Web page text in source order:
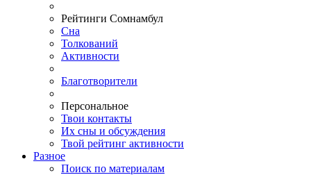
Рейтинги Сомнамбул
Сна
Толкований
Активности
Благотворители
Персональное
Твои контакты
Их сны и обсуждения
Твой рейтинг активности
Разное
Поиск по материалам